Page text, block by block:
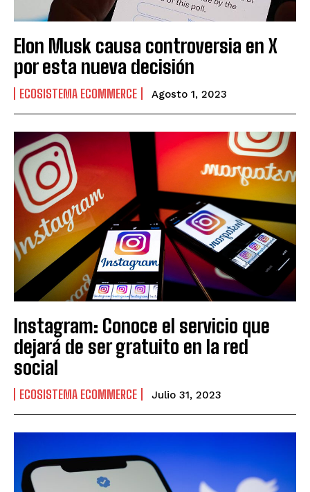
Elon Musk causa controversia en X
por esta nueva decisión
ECOSISTEMA ECOMMERCE Agosto 1, 2023
Instagram: Conoce el servicio que
dejará de ser gratuito en la red
social
ECOSISTEMA ECOMMERCE Julio 31, 2023